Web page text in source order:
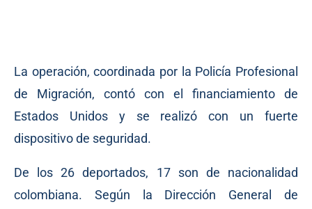
La operación, coordinada por la Policía Profesional
de Migración, contó con el financiamiento de
Estados Unidos y se realizó con un fuerte
dispositivo de seguridad.
De los 26 deportados, 17 son de nacionalidad
colombiana. Según la Dirección General de